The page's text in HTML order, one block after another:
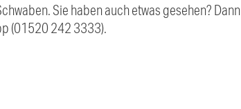
Sie haben auch etwas gesehen? Dann
(01520 242 3333).